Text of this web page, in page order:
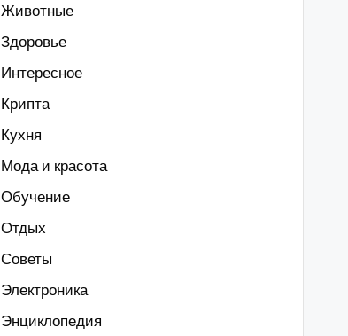
Животные
Здоровье
Интересное
Крипта
Кухня
Мода и красота
Обучение
Отдых
Советы
Электроника
Энциклопедия